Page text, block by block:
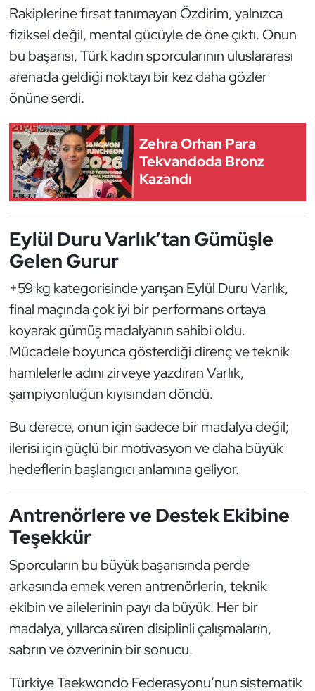
Rakiplerine fırsat tanımayan Özdirim, yalnızca
fiziksel değil, mental gücüyle de öne çıktı. Onun
bu başarısı, Türk kadın sporcularının uluslararası
arenada geldiği noktayı bir kez daha gözler
önüne serdi.
Zehra Orhan Para
Tekvandoda Bronz
Kazandı
Eylül Duru Varlık’tan Gümüşle
Gelen Gurur
+59 kg kategorisinde yarışan Eylül Duru Varlık,
final maçında çok iyi bir performans ortaya
koyarak gümüş madalyanın sahibi oldu.
Mücadele boyunca gösterdiği direnç ve teknik
hamlelerle adını zirveye yazdıran Varlık,
şampiyonluğun kıyısından döndü.
Bu derece, onun için sadece bir madalya değil;
ilerisi için güçlü bir motivasyon ve daha büyük
hedeflerin başlangıcı anlamına geliyor.
Antrenörlere ve Destek Ekibine
Teşekkür
Sporcuların bu büyük başarısında perde
arkasında emek veren antrenörlerin, teknik
ekibin ve ailelerinin payı da büyük. Her bir
madalya, yıllarca süren disiplinli çalışmaların,
sabrın ve özverinin bir sonucu.
Türkiye Taekwondo Federasyonu’nun sistematik
Okçuluk
Optimist
Oryantiring
Paralimpik
Ragbi
Su Topu
Sualtı Sporları
Tekvando
Tenis
Triatlon
Voleybol
Vücut Geliştirme Fitness
Wushu Kungfu
Yelken
Yüzme